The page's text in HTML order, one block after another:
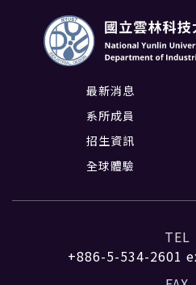
最新消息
系所成員
招生資訊
全球體驗
TEL
+886-5-534-2601